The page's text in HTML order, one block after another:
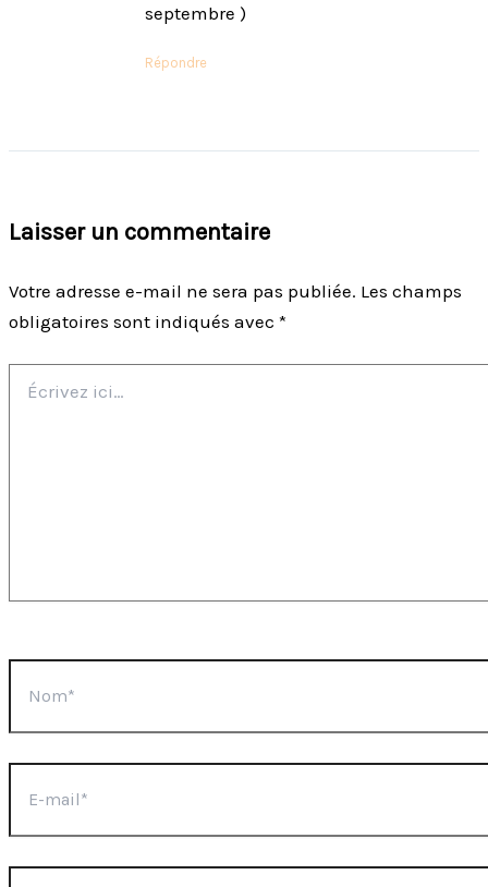
septembre )
Répondre
Laisser un commentaire
Votre adresse e-mail ne sera pas publiée. Les champs
obligatoires sont indiqués avec *
ici…
mail*